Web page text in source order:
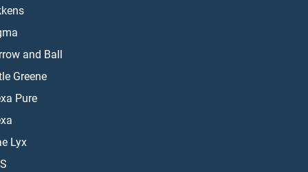
and Ball
Greene
Pure
Lyx